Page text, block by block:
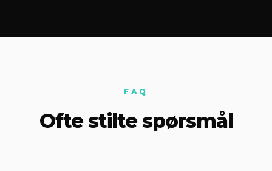
FAQ
Ofte stilte spørsmål